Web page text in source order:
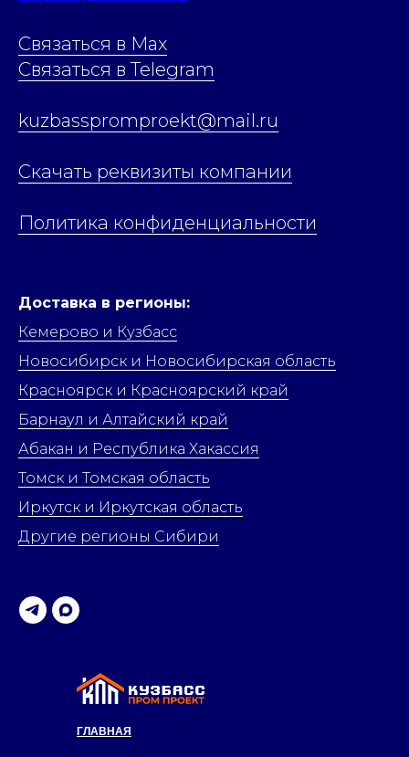
Связаться в Max
Связаться в Telegram
kuzbasspromproekt@mail.ru
Скачать реквизиты компании
Политика конфиденциальности
Доставка в регионы:
Кемерово и Кузбасс
Новосибирск и Новосибирская область
Красноярск и Красноярский край
Барнаул и Алтайский край
Абакан и Республика Хакассия
Томск и Томская область
Иркутск и Иркутская область
Другие регионы Сибири
ГЛАВНАЯ